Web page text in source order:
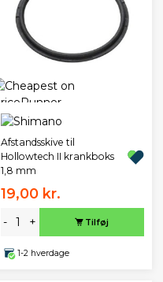
Afstandsskive til
Hollowtech II krankboks
1,8 mm
19,00 kr.
- + Tilføj
1-2 hverdage